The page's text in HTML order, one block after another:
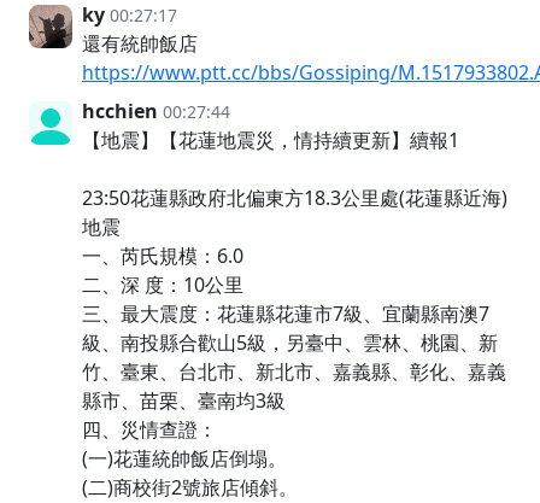
ky 00:27:17
還有統帥飯店
https://www.ptt.cc/bbs/Gossiping/
hcchien 00:27:44
【地震】【花蓮地震災，情持續更新】續報1
23:50花蓮縣政府北偏東方18.3公里處(花蓮縣近海)
地震
一、芮氏規模：6.0
二、深 度：10公里
三、最大震度：花蓮縣花蓮市7級、宜蘭縣南澳7
級、南投縣合歡山5級，另臺中、雲林、桃園、新
竹、臺東、台北市、新北市、嘉義縣、彰化、嘉義
縣市、苗栗、臺南均3級
四、災情查證：
(一)花蓮統帥飯店倒塌。
(二)商校街2號旅店傾斜。